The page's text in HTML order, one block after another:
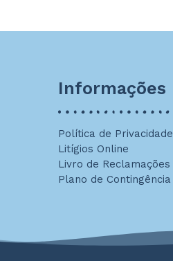
Informações
Política de Privacidade
Litígios Online
Livro de Reclamações
Plano de Contingência